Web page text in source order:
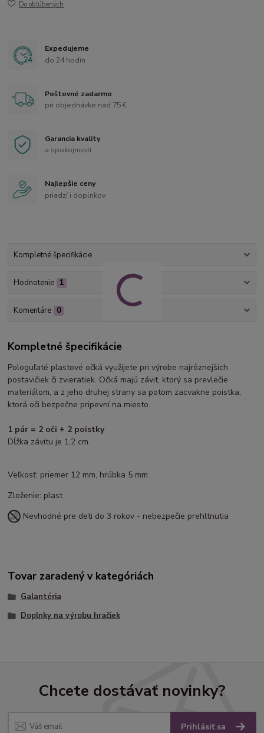
Do obľúbených
Expedujeme
do 24 hodín
Poštovné zadarmo
pri objednávke nad 75 €
Garancia kvality
a spokojnosti
Najlepšie ceny
priadzí i doplnkov
Kompletné špecifikácie
Hodnotenie 1
Komentáre 0
Kompletné špecifikácie
Pologuľaté plastové očká využijete pri výrobe najrôznejších
postavičiek či zvieratiek. Očká majú závit, ktorý sa prevlečie
materiálom, a z jeho druhej strany sa potom zacvakne poistka,
ktorá oči bezpečne pripevní na miesto.
1 pár = 2 oči + 2 poistky
Dĺžka závitu je 1,2 cm.
Veľkosť: priemer 12 mm, hrúbka 5 mm
Zloženie: plast
Nevhodné pre deti do 3 rokov - nebezpečie prehltnutia
Tovar zaradený v kategóriách
Galantéria
Doplnky na výrobu hračiek
Chcete dostávať novinky?
Prihlásiť sa